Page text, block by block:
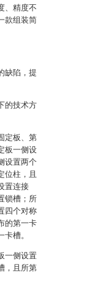
、精度不
款组装简
缺陷，提
的技术方
定板、第
板一侧设
设置两个
位柱，且
置连接
锁槽；所
四个对称
的第一卡
槽。
一侧设置
，且所第